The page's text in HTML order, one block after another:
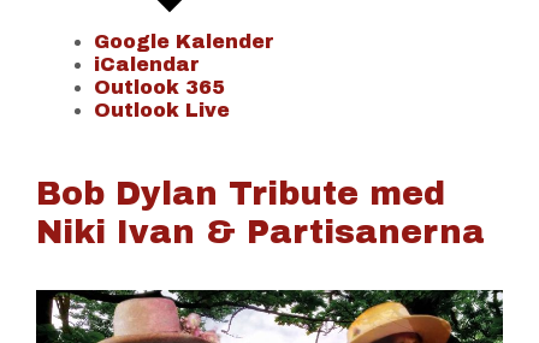
Google Kalender
iCalendar
Outlook 365
Outlook Live
Bob Dylan Tribute med
Niki Ivan & Partisanerna